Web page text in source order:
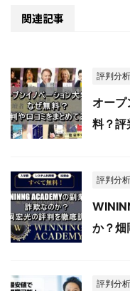
関連記事
評判分析
オー
料？評
評判分析
か？畑
評判分析